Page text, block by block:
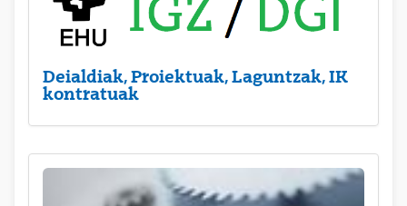
Deialdiak, Proiektuak, Laguntzak, IK
kontratuak